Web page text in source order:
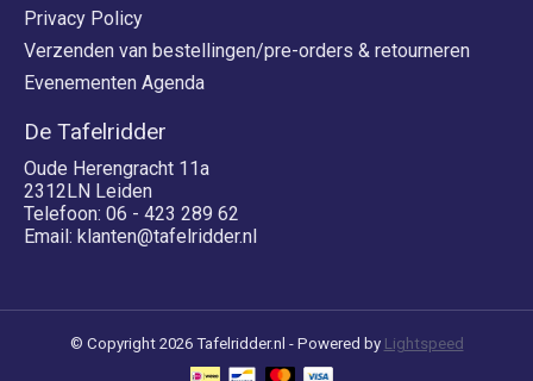
Privacy Policy
Verzenden van bestellingen/pre-orders & retourneren
Evenementen Agenda
De Tafelridder
Oude Herengracht 11a
2312LN Leiden
Telefoon: 06 - 423 289 62
Email: klanten@tafelridder.nl
© Copyright 2026 Tafelridder.nl - Powered by Lightspeed